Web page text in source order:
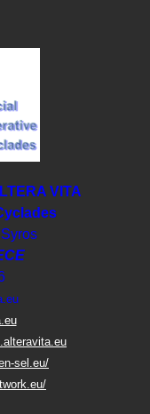
VITA
sel.eu/